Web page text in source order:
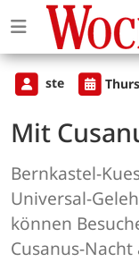
ste
Mit
Bernkastel-
Universal-
können
Cusanus-